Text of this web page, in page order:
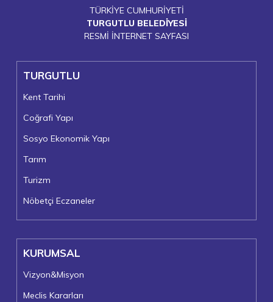
TÜRKİYE CUMHURİYETİ
TURGUTLU BELEDİYESİ
RESMİ İNTERNET SAYFASI
TURGUTLU
Kent Tarihi
Coğrafi Yapı
Sosyo Ekonomik Yapı
Tarım
Turizm
Nöbetçi Eczaneler
KURUMSAL
Vizyon&Misyon
Meclis Kararları